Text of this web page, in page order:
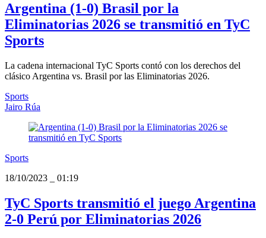
Argentina (1-0) Brasil por la
Eliminatorias 2026 se transmitió en TyC
Sports
La cadena internacional TyC Sports contó con los derechos del
clásico Argentina vs. Brasil por las Eliminatorias 2026.
Sports
Jairo Rúa
Sports
18/10/2023
01:19
TyC Sports transmitió el juego Argentina
2-0 Perú por Eliminatorias 2026